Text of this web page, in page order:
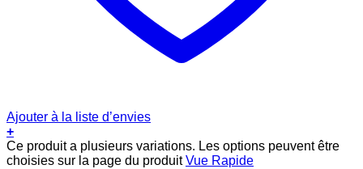
Ajouter à la liste d’envies
+
Ce produit a plusieurs variations. Les options peuvent être
choisies sur la page du produitVue Rapide